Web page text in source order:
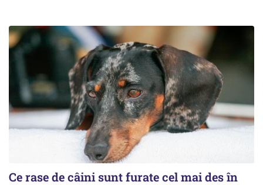
Ce rase de câini sunt furate cel mai des în